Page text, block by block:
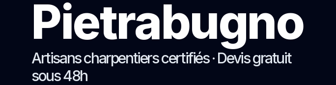
Pietrabugno
Artisans charpentiers certifiés · Devis gratuit
sous 48h